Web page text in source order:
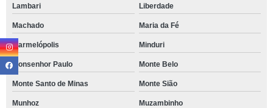
Lambari Liberdade
Machado Maria da Fé
Marmelópolis Minduri
Monsenhor Paulo Monte Belo
Monte Santo de Minas Monte Sião
Munhoz Muzambinho